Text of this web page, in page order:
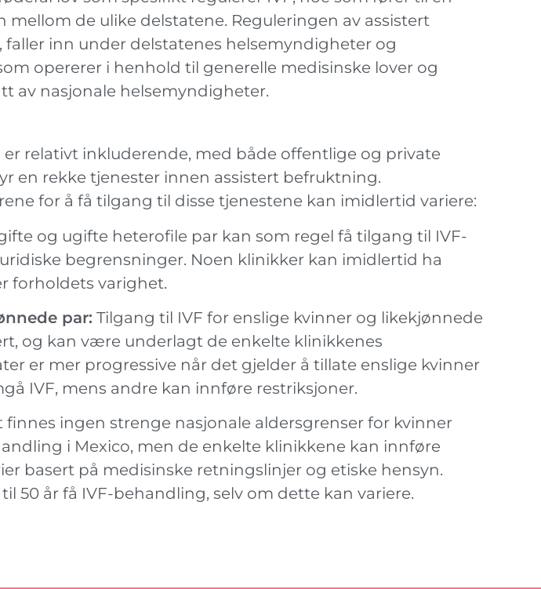
mellom de ulike delstatene. Reguleringen av assistert
inn under delstatenes helsemyndigheter og
opererer i henhold til generelle medisinske lover og
av nasjonale helsemyndigheter.
relativt inkluderende, med både offentlige og private
en rekke tjenester innen assistert befruktning.
for å få tilgang til disse tjenestene kan imidlertid variere:
og ugifte heterofile par kan som regel få tilgang til IVF-
begrensninger. Noen klinikker kan imidlertid ha
forholdets varighet.
par: Tilgang til IVF for enslige kvinner og likekjønnede
og kan være underlagt de enkelte klinikkenes
er mer progressive når det gjelder å tillate enslige kvinner
IVF, mens andre kan innføre restriksjoner.
finnes ingen strenge nasjonale aldersgrenser for kvinner
i Mexico, men de enkelte klinikkene kan innføre
basert på medisinske retningslinjer og etiske hensyn.
50 år få IVF-behandling, selv om dette kan variere.